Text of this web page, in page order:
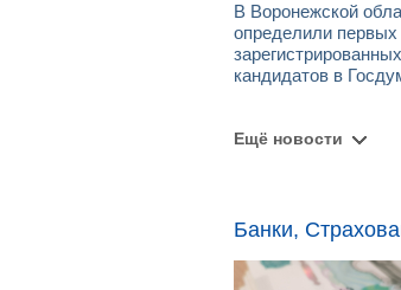
В Воронежской
определили первых
зарегистрированных
кандидатов в
Ещё новости
Банки,